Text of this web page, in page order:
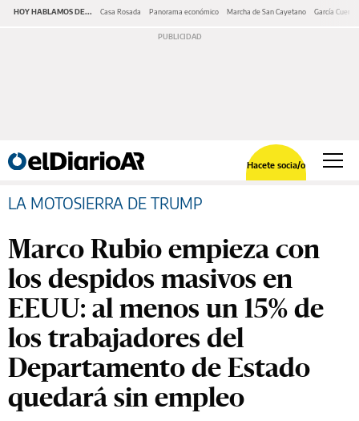
HOY HABLAMOS DE... Casa Rosada Panorama económico Marcha de San Cayetano García Cuerva
Hacete socia/o
LA MOTOSIERRA DE TRUMP
Marco Rubio empieza con
los despidos masivos en
EEUU: al menos un 15% de
los trabajadores del
Departamento de Estado
quedará sin empleo